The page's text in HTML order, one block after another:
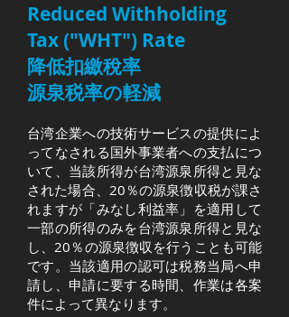
Reduced Withholding
Tax ("WHT") Rate
降低扣繳稅率
源泉税率の軽減
台湾企業への技術サービスの提供によ
ってなされる国外事業者への支払につ
いて、当該所得が台湾源泉所得と見な
された場合、20％の源泉徴収税が課さ
れますが「みなし利益率」を適用して
一部の所得のみを台湾源泉所得と見な
し、20％の源泉徴収を行うことも可能
です。当該適用の認可は税務当局へ申
請し、申請に要する時間、作業は各案
件によって異なります。